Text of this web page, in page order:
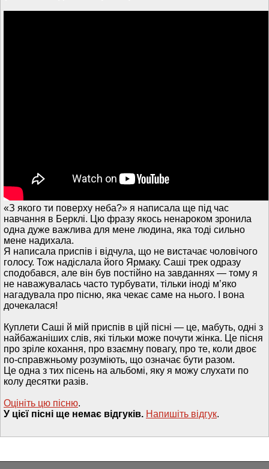
«З якого ти поверху неба?» я написала ще під час
навчання в Берклі. Цю фразу якось ненароком зронила
одна дуже важлива для мене людина, яка тоді сильно
мене надихала.
Я написала приспів і відчула, що не вистачає чоловічого
голосу. Тож надіслала його Ярмаку. Саші трек одразу
сподобався, але він був постійно на завданнях — тому я
не наважувалась часто турбувати, тільки іноді мʼяко
нагадувала про пісню, яка чекає саме на нього. І вона
дочекалася!
Куплети Саші й мій приспів в цій пісні — це, мабуть, одні з
найбажаніших слів, які тільки може почути жінка. Це пісня
про зріле кохання, про взаємну повагу, про те, коли двоє
по-справжньому розуміють, що означає бути разом.
Це одна з тих пісень на альбомі, яку я можу слухати по
колу десятки разів.
Оцініть цю пісню.
У цієї пісні ще немає відгуків. Напишiть вiдгук.